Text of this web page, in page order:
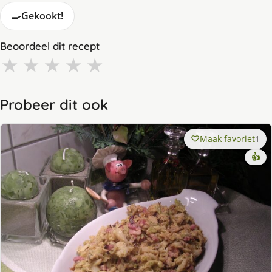
🍳Gekookt!
Beoordeel dit recept
★ ★ ★ ★ ★
Probeer dit ook
Maak favoriet1
👍